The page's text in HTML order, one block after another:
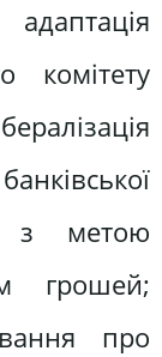
комітету
з метою
грошей;
про